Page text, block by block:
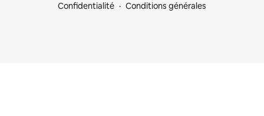
Confidentialité
Conditions générales